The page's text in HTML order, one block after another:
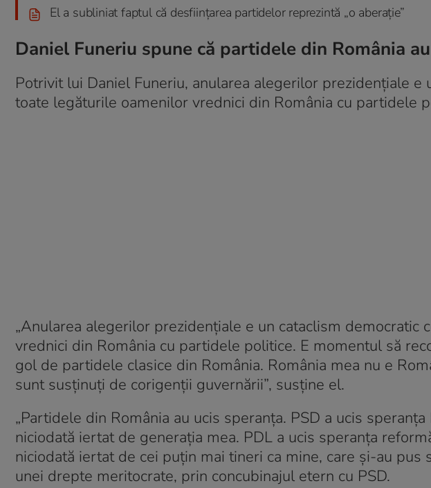
El a subliniat faptul că desființarea partidelor reprezintă „o aberaţie”
Daniel Funeriu spune că partidele din România
Potrivit lui Daniel Funeriu, anularea alegerilor prezidenţiale e
toate legăturile oamenilor vrednici din România cu partidele
„Anularea alegerilor prezidenţiale e un cataclism democratic
vrednici din România cu partidele politice. E momentul să
gol de partidele clasice din România. România mea nu e
sunt susţinuţi de corigenţii guvernării”, susţine el.
„Partidele din România au ucis speranţa. PSD a ucis
niciodată iertat de generaţia mea. PDL a ucis speranţa
niciodată iertat de cei puţin mai tineri ca mine, care şi-au pus
unei drepte meritocrate, prin concubinajul etern cu PSD.